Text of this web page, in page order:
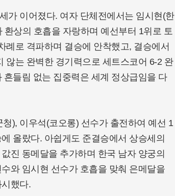
가 이어졌다. 여자 단체전에서는 임시현(한
상의 호흡을 자랑하며 예선부터 1위로 토
례로 격파하며 결승에 안착했고, 결승에서
않는 완벽한 경기력으로 세트스코어 6-2 완
들림 없는 집중력은 세계 정상급임을 다
), 이우석(코오롱) 선수가 출전하여 예선 1
올랐다. 아쉽게도 준결승에서 상승세의
진 동메달을 추가하며 한국 남자 양궁의
와 임시현 선수가 호흡을 맞춰 은메달을
했다.